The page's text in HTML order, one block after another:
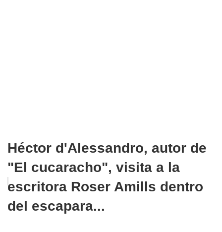
Héctor d'Alessandro, autor de
"El cucaracho", visita a la
escritora Roser Amills dentro
del escapara...